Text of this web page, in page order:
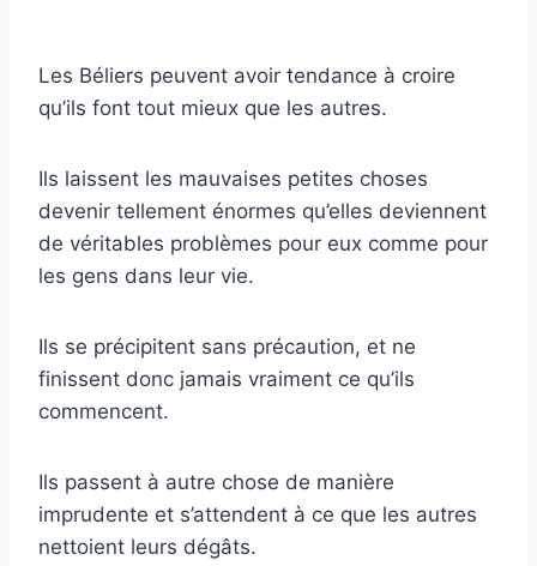
Les Béliers peuvent avoir tendance à croire
qu’ils font tout mieux que les autres.
Ils laissent les mauvaises petites choses
devenir tellement énormes qu’elles deviennent
de véritables problèmes pour eux comme pour
les gens dans leur vie.
Ils se précipitent sans précaution, et ne
finissent donc jamais vraiment ce qu’ils
commencent.
Ils passent à autre chose de manière
imprudente et s’attendent à ce que les autres
nettoient leurs dégâts.